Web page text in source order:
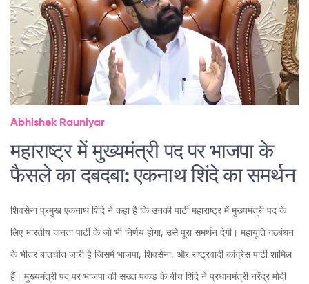
Abhishek Rauniyar
महाराष्ट्र में मुख्यमंत्री पद पर भाजपा के
फैसले का दबदबा: एकनाथ शिंदे का समर्थन
शिवसेना प्रमुख एकनाथ शिंदे ने कहा है कि उनकी पार्टी महाराष्ट्र में मुख्यमंत्री पद के
लिए भारतीय जनता पार्टी के जो भी निर्णय होगा, उसे पूरा समर्थन देगी। महायूति गठबंधन
के भीतर बातचीत जारी है जिसमें भाजपा, शिवसेना, और राष्ट्रवादी कांग्रेस पार्टी शामिल
हैं। मुख्यमंत्री पद पर भाजपा की सख्त पकड़ के बीच शिंदे ने प्रधानमंत्री नरेंद्र मोदी